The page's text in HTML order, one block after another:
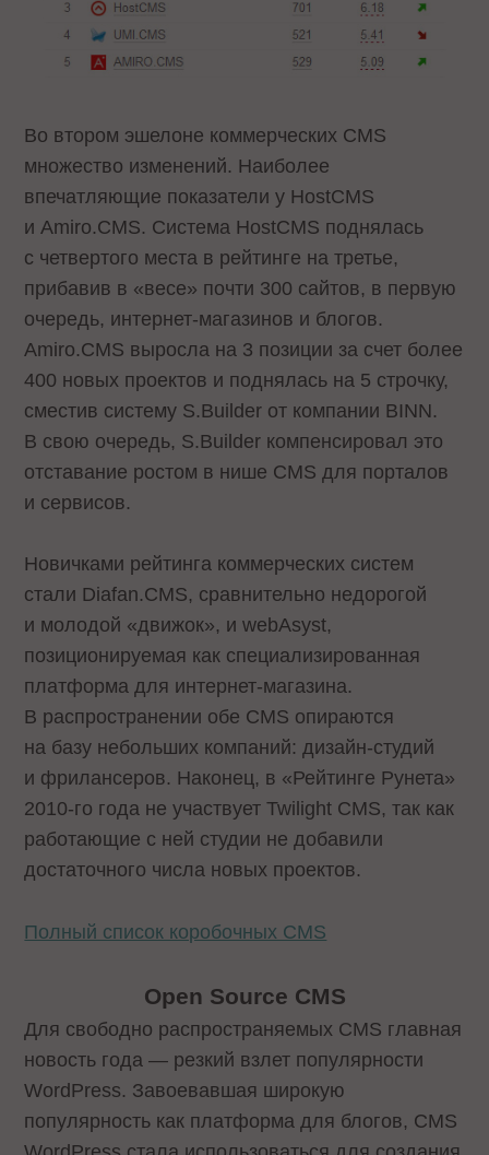
Во втором эшелоне коммерческих CMS
множество изменений. Наиболее
впечатляющие показатели у HostCMS
и Amiro.CMS. Система HostCMS поднялась
с четвертого места в рейтинге на третье,
прибавив в «весе» почти 300 сайтов, в первую
очередь, интернет-магазинов и блогов.
Amiro.CMS выросла на 3 позиции за счет более
400 новых проектов и поднялась на 5 строчку,
сместив систему S.Builder от компании BINN.
В свою очередь, S.Builder компенсировал это
отставание ростом в нише CMS для порталов
и сервисов.
Новичками рейтинга коммерческих систем
стали Diafan.CMS, сравнительно недорогой
и молодой «движок», и webAsyst,
позиционируемая как специализированная
платформа для интернет-магазина.
В распространении обе CMS опираются
на базу небольших компаний: дизайн-студий
и фрилансеров. Наконец, в «Рейтинге Рунета»
2010-го года не участвует Twilight CMS, так как
работающие с ней студии не добавили
достаточного числа новых проектов.
Полный список коробочных CMS
Open Sourсe CMS
Для свободно распространяемых CMS главная
новость года — резкий взлет популярности
WordPress. Завоевавшая широкую
популярность как платформа для блогов, CMS